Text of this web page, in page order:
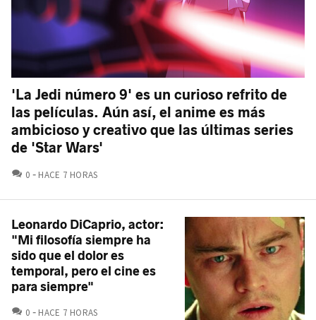
'La Jedi número 9' es un curioso refrito de
las películas. Aún así, el anime es más
ambicioso y creativo que las últimas series
de 'Star Wars'
0 COMENTARIOS
HACE 7 HORAS
Leonardo DiCaprio, actor:
"Mi filosofía siempre ha
sido que el dolor es
temporal, pero el cine es
para siempre"
0 COMENTARIOS
HACE 7 HORAS